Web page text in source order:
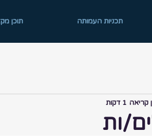
תכניות העמותה תוכן
ות
1 דקות